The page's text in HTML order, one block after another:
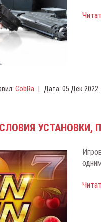
CobRa Дата: 05.Дек.2022
УСЛОВИЯ